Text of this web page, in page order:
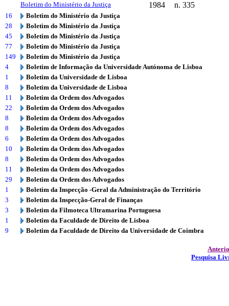
Boletim do Ministério da Justiça 1984 n. 335
16
Boletim do Ministério da Justiça
28
Boletim do Ministério da Justiça
45
Boletim do Ministério da Justiça
77
Boletim do Ministério da Justiça
149
Boletim do Ministério da Justiça
4
Boletim de Informação da Universidade Autónoma de Lisboa
1
Boletim da Universidade de Lisboa
8
Boletim da Universidade de Lisboa
11
Boletim da Ordem dos Advogados
22
Boletim da Ordem dos Advogados
8
Boletim da Ordem dos Advogados
8
Boletim da Ordem dos Advogados
6
Boletim da Ordem dos Advogados
10
Boletim da Ordem dos Advogados
8
Boletim da Ordem dos Advogados
11
Boletim da Ordem dos Advogados
29
Boletim da Ordem dos Advogados
1
Boletim da Inspecção -Geral da Administração do Território
3
Boletim da Inspecção-Geral de Finanças
3
Boletim da Filmoteca Ultramarina Portuguesa
1
Boletim da Faculdade de Direito de Lisboa
9
Boletim da Faculdade de Direito da Universidade de Coimbra
Pesquisa